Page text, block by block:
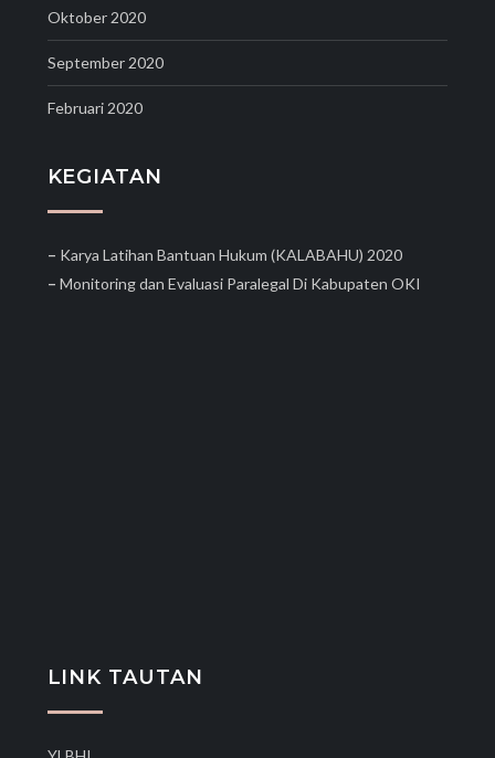
Oktober 2020
September 2020
Februari 2020
KEGIATAN
– Karya Latihan Bantuan Hukum (KALABAHU) 2020
– Monitoring dan Evaluasi Paralegal Di Kabupaten OKI
LINK TAUTAN